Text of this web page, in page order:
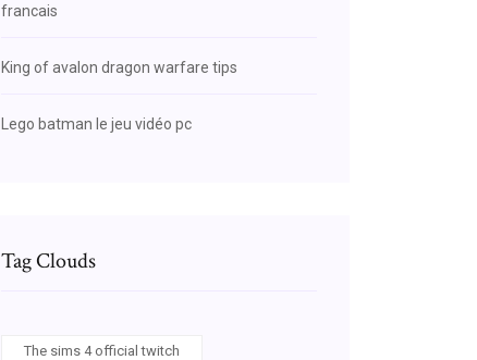
francais
King of avalon dragon warfare tips
Lego batman le jeu vidéo pc
Tag Clouds
The sims 4 official twitch